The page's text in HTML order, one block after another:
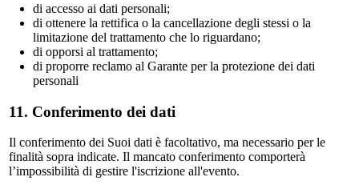
di accesso ai dati personali;
di ottenere la rettifica o la cancellazione degli stessi o la
limitazione del trattamento che lo riguardano;
di opporsi al trattamento;
di proporre reclamo al Garante per la protezione dei dati
personali
11. Conferimento dei dati
Il conferimento dei Suoi dati è facoltativo, ma necessario per le
finalità sopra indicate. Il mancato conferimento comporterà
l’impossibilità di gestire l'iscrizione all'evento.